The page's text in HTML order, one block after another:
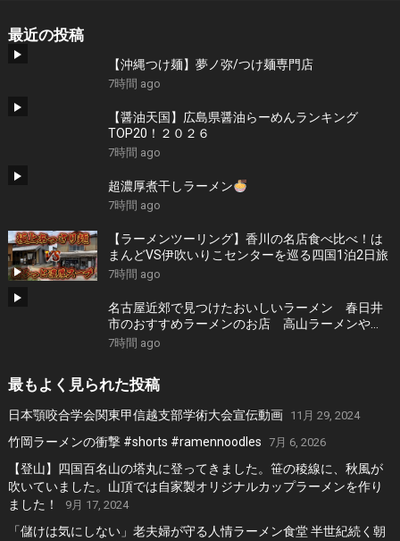
最近の投稿
【沖縄つけ麺】夢ノ弥/つけ麺専門店
7時間 ago
【醤油天国】広島県醤油らーめんランキング
TOP20！２０２６
7時間 ago
超濃厚煮干しラーメン
7時間 ago
【ラーメンツーリング】香川の名店食べ比べ！は
まんどVS伊吹いりこセンターを巡る四国1泊2日旅
7時間 ago
名古屋近郊で見つけたおいしいラーメン 春日井
市のおすすめラーメンのお店 高山ラーメンや
担々麺、旨辛タンメンなどおすすめのお店 １２
7時間 ago
最もよく見られた投稿
日本顎咬合学会関東甲信越支部学術大会宣伝動画 11月 29, 2024
竹岡ラーメンの衝撃 #shorts #ramennoodles 7月 6, 2026
【登山】四国百名山の塔丸に登ってきました。笹の稜線に、秋風が
吹いていました。山頂では自家製オリジナルカップラーメンを作り
ました！
9月 17, 2024
「儲けは気にしない」老夫婦が守る人情ラーメン食堂 半世紀続く朝